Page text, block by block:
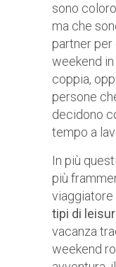
sono
ma che
partner per
weekend in
coppia,
persone
decidono
tempo a
In più
più
viaggiatore
tipi di
vacanza
weekend